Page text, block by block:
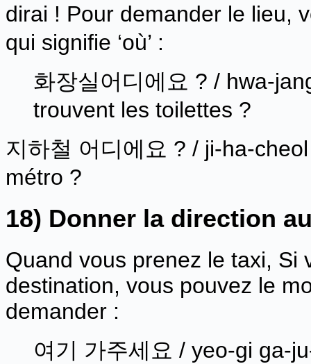
dirai ! Pour demander le lieu,
qui signifie ‘où’ :
화장실어디에요 ? / hwa-
trouvent les toilettes ?
지하철 어디에요 ? / ji-ha-
métro ?
18) Donner la direction
Quand vous prenez le taxi, Si
destination, vous pouvez le
demander :
여기 가주세요 / yeo-gi ga-